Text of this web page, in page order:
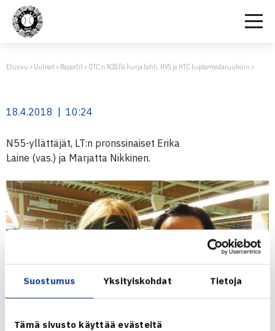
Suostumus Yksityiskohdat Tietoja
Tämä sivusto käyttää evästeitä
Etusivu > Uutiset> Raportit> OTC:n N35:llä hurja tahti, HVS ja HTC tuplamestaruuksiin >
18.4.2018 | 10:24
N55-yllättäjät, LT:n pronssinaiset Erika
Laine (vas.) ja Marjatta Nikkinen.